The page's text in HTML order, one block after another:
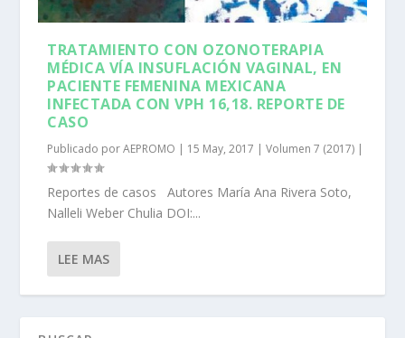
TRATAMIENTO CON OZONOTERAPIA
MÉDICA VÍA INSUFLACIÓN VAGINAL, EN
PACIENTE FEMENINA MEXICANA
INFECTADA CON VPH 16,18. REPORTE DE
CASO
Publicado porAEPROMO | 15 May, 2017 |Volumen 7 (2017) |
Reportes de casos Autores María Ana Rivera Soto,
Nalleli Weber Chulia DOI:...
LEE MAS